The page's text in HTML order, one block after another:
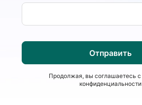
Продолжая, вы соглашаетесь с
конфиденциальности